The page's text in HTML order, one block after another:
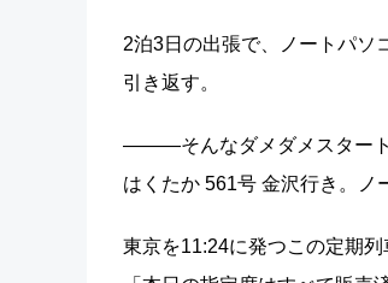
2泊3日の出張で、ノートパソ
引き返す。
―――そんなダメダメスタート
はくたか 561号 金沢行き。ノ
東京を11:24に発つこの定期